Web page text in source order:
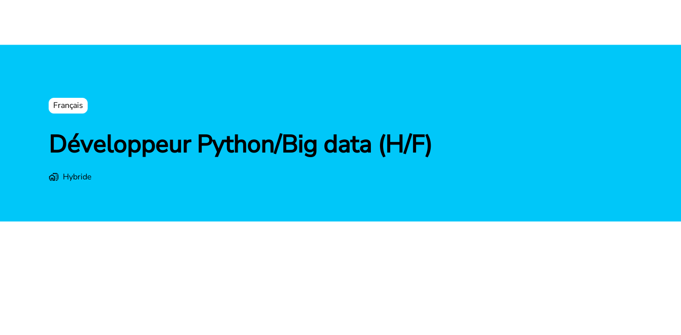
Français
Développeur Python/Big data (H/F)
Hybride